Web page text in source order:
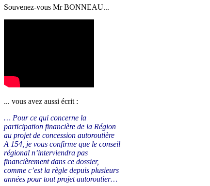
Souvenez-vous Mr BONNEAU...
... vous avez aussi écrit :
… Pour ce qui concerne la
participation financière de la Région
au projet de concession autoroutière
A 154, je vous confirme que le conseil
régional n’interviendra pas
financièrement dans ce dossier,
comme c’est la règle depuis plusieurs
années pour tout projet autoroutier…